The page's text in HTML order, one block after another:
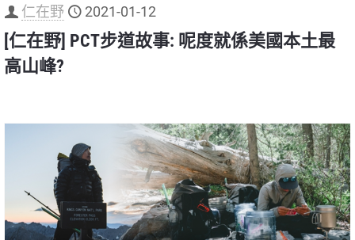
仁在野 2021-01-12
[仁在野] PCT步道故事: 呢度就係美國本土最
高山峰?